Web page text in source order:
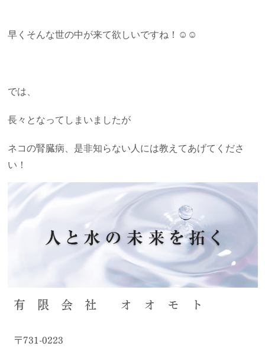
早くそんな世の中が来て欲しいですね！☺☺
では、
長々となってしまいましたが
ネコの腎臓病、是非知らない人には教えてあげてくださ
い！
有 限 会 社 オ オ モ ト
〒731-0223